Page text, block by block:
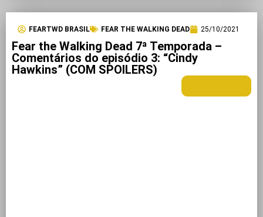
FEARTWD BRASIL FEAR THE WALKING DEAD 25/10/2021
Fear the Walking Dead 7ª Temporada –
Comentários do episódio 3: “Cindy
Hawkins” (COM SPOILERS)